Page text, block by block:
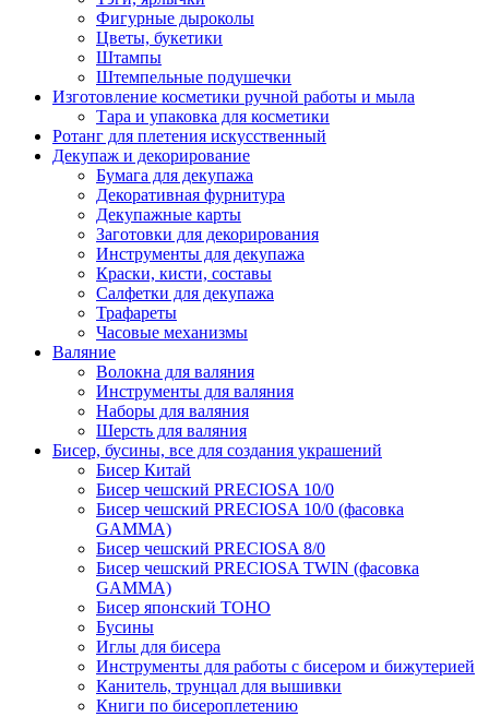
Фигурные дыроколы
Цветы, букетики
Штампы
Штемпельные подушечки
Изготовление косметики ручной работы и мыла
Тара и упаковка для косметики
Ротанг для плетения искусственный
Декупаж и декорирование
Бумага для декупажа
Декоративная фурнитура
Декупажные карты
Заготовки для декорирования
Инструменты для декупажа
Краски, кисти, составы
Салфетки для декупажа
Трафареты
Часовые механизмы
Валяние
Волокна для валяния
Инструменты для валяния
Наборы для валяния
Шерсть для валяния
Бисер, бусины, все для создания украшений
Бисер Китай
Бисер чешский PRECIOSA 10/0
Бисер чешский PRECIOSA 10/0 (фасовка
GAMMA)
Бисер чешский PRECIOSA 8/0
Бисер чешский PRECIOSA TWIN (фасовка
GAMMA)
Бисер японский TOHO
Бусины
Иглы для бисера
Инструменты для работы с бисером и бижутерией
Канитель, трунцал для вышивки
Книги по бисероплетению